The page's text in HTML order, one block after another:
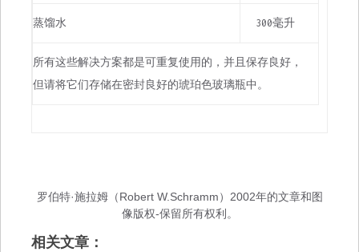
蒸馏水 300毫升
所有这些解决方案都是可重复使用的，并且保存良好，
但请将它们存储在密封良好的琥珀色玻璃瓶中。
罗伯特·施拉姆（Robert W.Schramm）2002年的文章和图
像版权-保留所有权利。
相关文章：